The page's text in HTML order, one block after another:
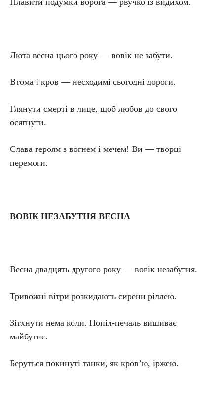
Плавити подумки ворога — рвучко із видихом.
Люта весна цього року — вовік не забути.
Втома і кров — несходимі сьогодні дороги.
Глянути смерті в лице, щоб любов до свого
осягнути.
Слава героям з вогнем і мечем! Ви — творці
перемоги.
ВОВІК НЕЗАБУТНЯ ВЕСНА
Весна двадцять другого року — вовік незабутня.
Тривожні вітри розкидають сирени ріллею.
Зітхнути нема коли. Попіл-печаль вишиває
майбутнє.
Беруться покинуті танки, як кров’ю, іржею.